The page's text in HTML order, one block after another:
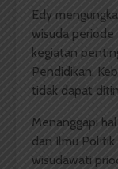
Edy
wisuda
kegiatan
Pendidikan,
tidak dapat
Menanggapi
dan Ilmu Politik
wisudawati